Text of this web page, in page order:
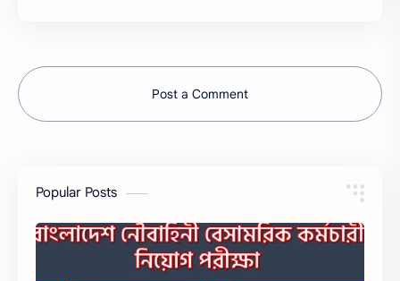
Post a Comment
Popular Posts